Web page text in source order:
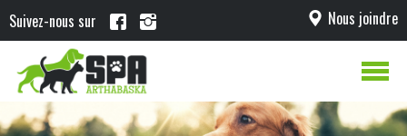
Suivez-nous sur Nous joindre